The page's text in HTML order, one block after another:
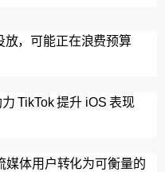
放，可能正在浪费预算
TikTok 提升 iOS 表现
媒体用户转化为可衡量的